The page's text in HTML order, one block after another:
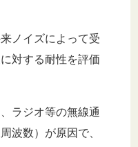
ノイズによって受
対する耐性を評価
ラジオ等の無線通
波数）が原因で、